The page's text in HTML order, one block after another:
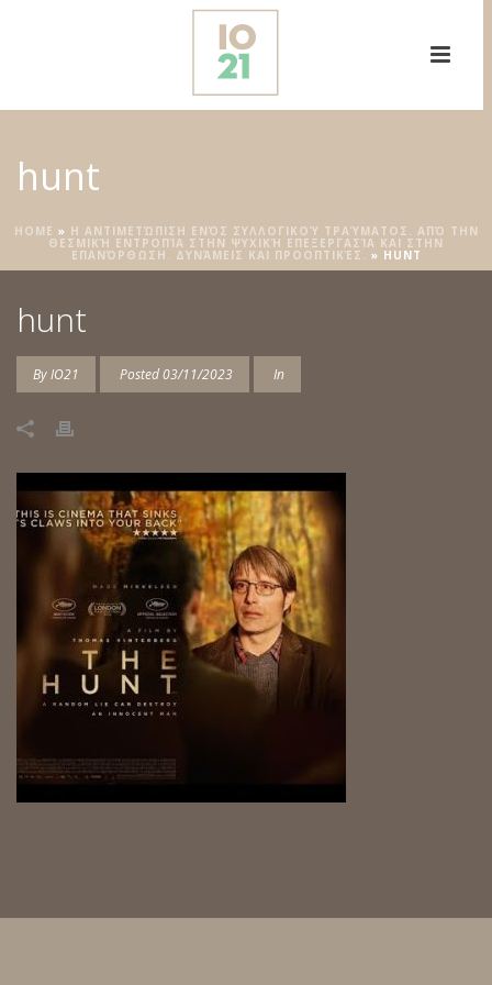
hunt
HOME » Η ΑΝΤΙΜΕΤΏΠΙΣΗ ΕΝΌΣ ΣΥΛΛΟΓΙΚΟΎ ΤΡΑΎΜΑΤΟΣ. ΑΠΌ ΤΗΝ
ΘΕΣΜΙΚΉ ΕΝΤΡΟΠΊΑ ΣΤΗΝ ΨΥΧΙΚΉ ΕΠΕΞΕΡΓΑΣΊΑ ΚΑΙ ΣΤΗΝ
ΕΠΑΝΌΡΘΩΣΗ. ΔΥΝΆΜΕΙΣ ΚΑΙ ΠΡΟΟΠΤΙΚΈΣ. » HUNT
hunt
ByIO21 Posted03/11/2023 In